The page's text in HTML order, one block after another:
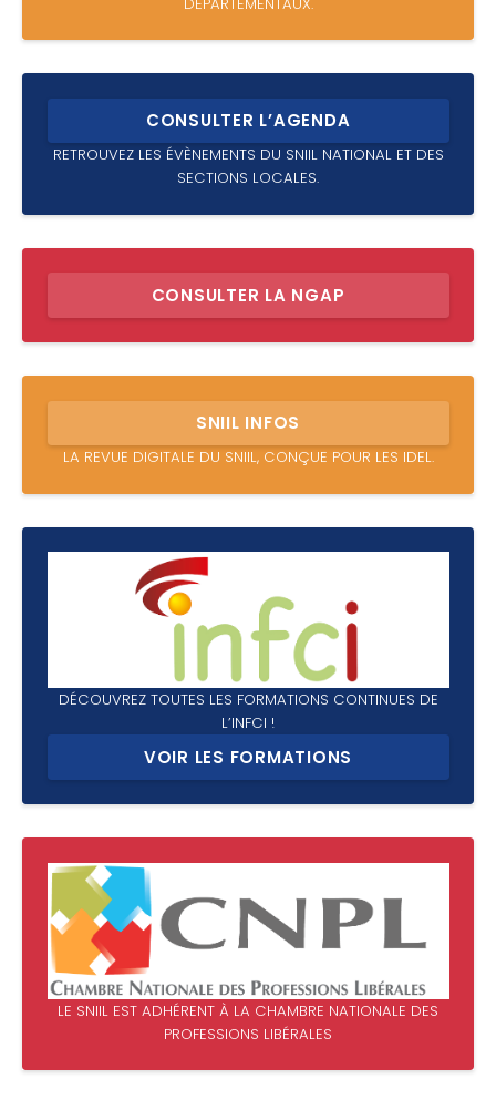
CONSULTER L’AGENDA
RETROUVEZ LES ÉVÈNEMENTS DU SNIIL NATIONAL ET DES
SECTIONS LOCALES.
CONSULTER LA NGAP
SNIIL INFOS
LA REVUE DIGITALE DU SNIIL, CONÇUE POUR LES IDEL.
DÉCOUVREZ TOUTES LES FORMATIONS CONTINUES DE
L’INFCI !
VOIR LES FORMATIONS
LE SNIIL EST ADHÉRENT À LA CHAMBRE NATIONALE DES
PROFESSIONS LIBÉRALES